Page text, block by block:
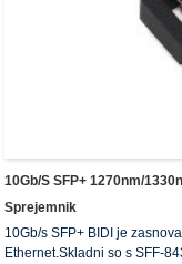
10Gb/s SFP+ 1270nm/
Sprejemnik
10Gb/s SFP+ BIDI je
Ethernet.Skladni so s SFF-